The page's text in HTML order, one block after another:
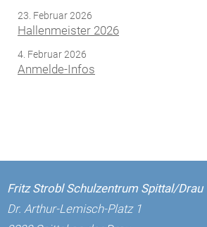
23. Februar 2026
Hallenmeister 2026
4. Februar 2026
Anmelde-Infos
Fritz Strobl Schulzentrum Spittal/Drau
Dr. Arthur-Lemisch-Platz 1